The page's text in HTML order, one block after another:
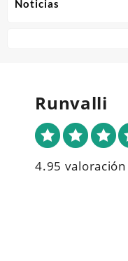
Noticias
Runvalli
4.95 valoración